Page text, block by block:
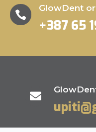

GlowDent
+387 65
